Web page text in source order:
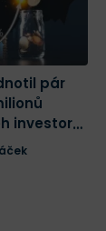
pár
investora
trzích